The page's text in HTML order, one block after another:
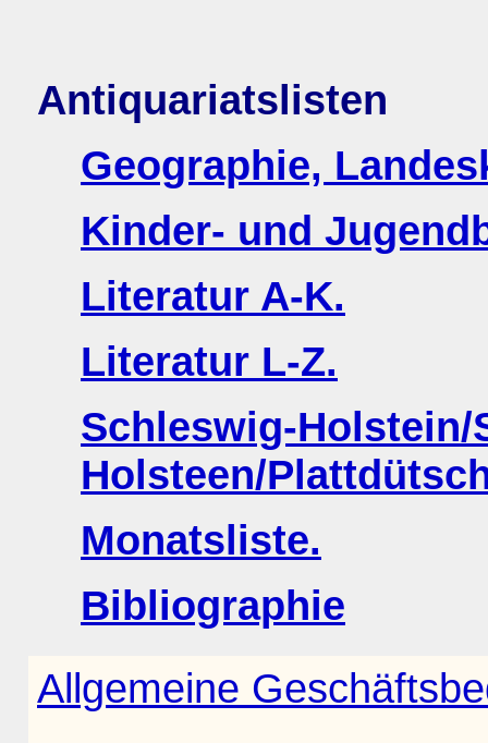
Antiquariatslisten
Geographie,
Kinder- und
Literatur A-K.
Literatur L-Z.
Schleswig-Holstein/
Holsteen/
Monatsliste.
Bibliographie
Allgemeine